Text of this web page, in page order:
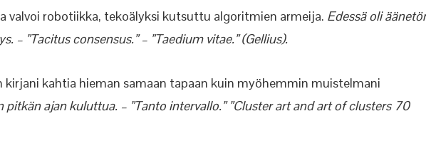
valvoi robotiikka, tekoälyksi kutsuttu algoritmien armeija. Edessä oli
– ”Tacitus consensus.” – ”Taedium vitae.” (Gellius).
kahtia hieman samaan tapaan kuin myöhemmin muistelmani
pitkän ajan kuluttua. – ”Tanto intervallo.” ”Cluster art and art of clusters 70